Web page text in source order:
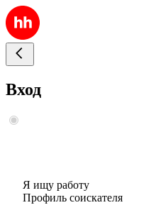
Вход
Я ищу работу
Профиль соискателя